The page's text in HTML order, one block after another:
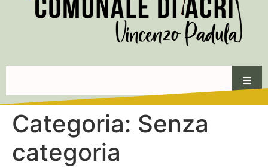
Categoria: Senza
categoria